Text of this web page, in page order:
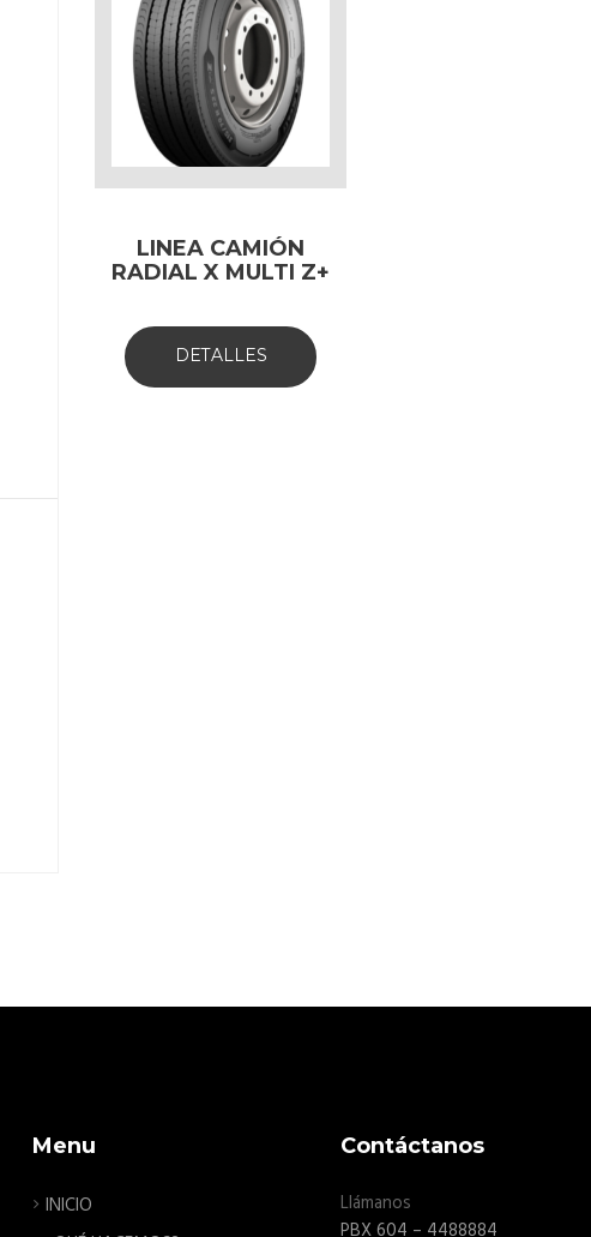
LINEA CAMIÓN
RADIAL X MULTI Z+
DETALLES
Menu
INICIO
Contáctanos
Llámanos
PBX 604 – 4488884